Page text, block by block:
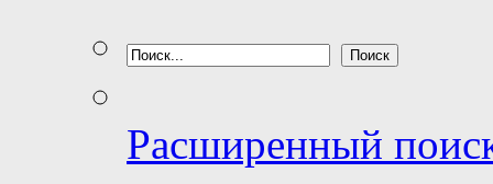
Расширенный